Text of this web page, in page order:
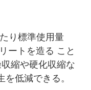
り標準使用量
ートを造る こと
縮や硬化収縮な
低減できる。